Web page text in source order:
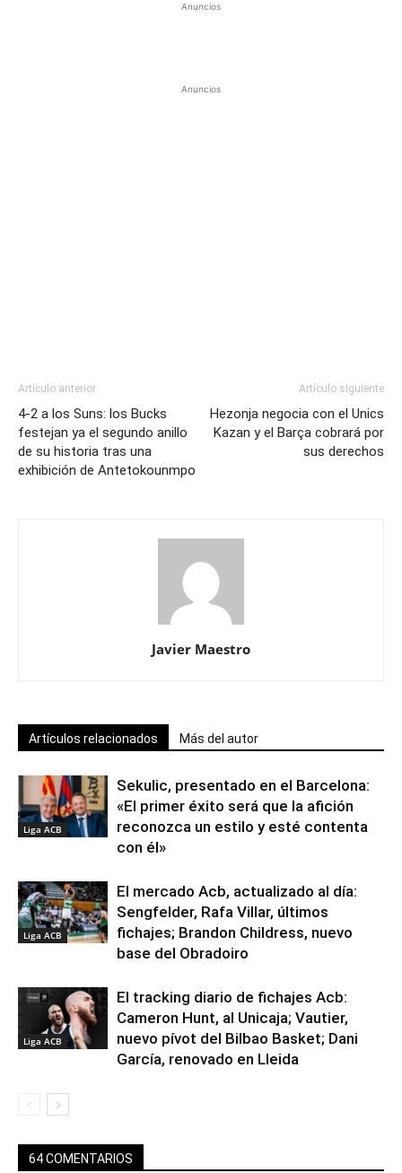
Anuncios
Anuncios
Artículo anterior
4-2 a los Suns: los Bucks
festejan ya el segundo anillo
de su historia tras una
exhibición de Antetokounmpo
Artículo siguiente
Hezonja negocia con el Unics
Kazan y el Barça cobrará por
sus derechos
Javier Maestro
Artículos relacionados Más del autor
Liga ACB
Sekulic, presentado en el Barcelona:
«El primer éxito será que la afición
reconozca un estilo y esté contenta
con él»
Liga ACB
El mercado Acb, actualizado al día:
Sengfelder, Rafa Villar, últimos
fichajes; Brandon Childress, nuevo
base del Obradoiro
Liga ACB
El tracking diario de fichajes Acb:
Cameron Hunt, al Unicaja; Vautier,
nuevo pívot del Bilbao Basket; Dani
García, renovado en Lleida
64 COMENTARIOS